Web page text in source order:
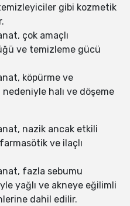
gibi kozmetik
çok amaçlı
ve temizleme gücü
köpürme ve
halı ve döşeme
nazik ancak etkili
ve ilaçlı
fazla sebumu
yağlı ve akneye eğilimli
dahil edilir.